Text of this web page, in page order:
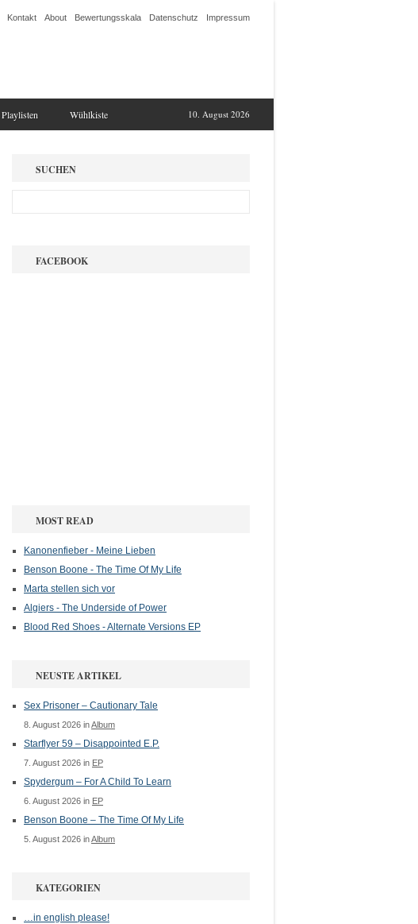
Kontakt About Bewertungsskala Datenschutz Impressum
10. August 2026
Playlisten Wühlkiste
SUCHEN
FACEBOOK
MOST READ
Kanonenfieber - Meine Lieben
Benson Boone - The Time Of My Life
Marta stellen sich vor
Algiers - The Underside of Power
Blood Red Shoes - Alternate Versions EP
NEUSTE ARTIKEL
Sex Prisoner – Cautionary Tale
8. August 2026 inAlbum
Starflyer 59 – Disappointed E.P.
7. August 2026 in EP
Spydergum – For A Child To Learn
6. August 2026 in EP
Benson Boone – The Time Of My Life
5. August 2026 inAlbum
KATEGORIEN
…in english please!